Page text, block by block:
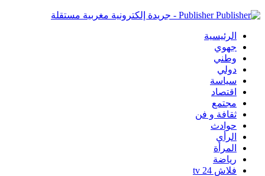
Publisher - جريدة إلكترونية مغربية مستقلة
الرئيسية
جهوي
وطني
دولي
سياسة
اقتصاد
مجتمع
ثقافة و فن
حوادث
الرأي
المرأة
رياضة
فلاش 24 tv